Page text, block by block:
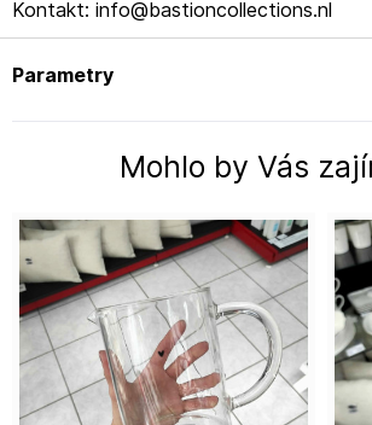
Kontakt: info@bastioncollections.nl
Parametry
Mohlo by Vás